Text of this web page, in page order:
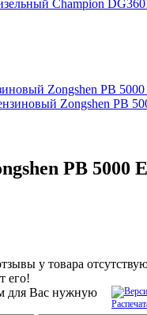
Zongshen PB 5000
PB 5000 E
у товара
его!
для Вас нужную